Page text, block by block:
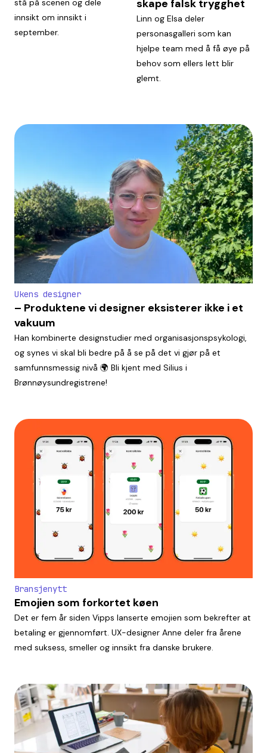
stå på scenen og dele
innsikt om innsikt i
september.
skape falsk trygghet
Linn og Elsa deler
personasgalleri som kan
hjelpe team med å få øye på
behov som ellers lett blir
glemt.
Ukens designer
– Produktene vi designer eksisterer ikke i et
vakuum
Han kombinerte designstudier med organisasjonspsykologi,
og synes vi skal bli bedre på å se på det vi gjør på et
samfunnsmessig nivå 🌍 Bli kjent med Silius i
Brønnøysundregistrene!
Bransjenytt
Emojien som forkortet køen
Det er fem år siden Vipps lanserte emojien som bekrefter at
betaling er gjennomført. UX-designer Anne deler fra årene
med suksess, smeller og innsikt fra danske brukere.